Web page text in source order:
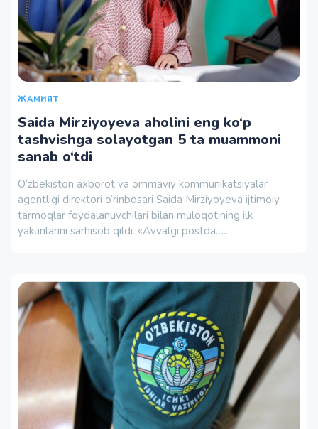
ЖАМИЯТ
Saida Mirziyoyeva aholini eng ko‘p
tashvishga solayotgan 5 ta muammoni
sanab o‘tdi
O‘zbekiston axborot va ommaviy kommunikatsiyalar
agentligi direktori o‘rinbosari Saida Mirziyoyeva ijtimoiy
tarmoqlar foydalanuvchilari bilan muloqotining ilk
yakunlarini sarhisob qildi. «Avvalgi postda…...